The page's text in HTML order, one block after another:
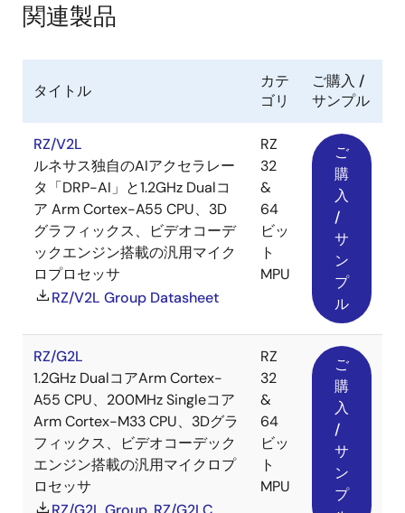
関連製品
タイトル
カテ
ゴリ
ご購入 /
サンプル
RZ/V2L
ルネサス独自のAIアクセラレー
タ「DRP-AI」と1.2GHz Dualコ
ア Arm Cortex-A55 CPU、3D
グラフィックス、ビデオコーデ
ックエンジン搭載の汎用マイク
ロプロセッサ
RZ/V2L Group Datasheet
RZ
32
&
64
ビッ
ト
MPU
ご
購
入
/
サ
ン
プ
ル
RZ/G2L
1.2GHz DualコアArm Cortex-
A55 CPU、200MHz Singleコア
Arm Cortex-M33 CPU、3Dグラ
フィックス、ビデオコーデック
エンジン搭載の汎用マイクロプ
ロセッサ
RZ
32
&
64
ビッ
ト
MPU
ご
購
入
/
サ
ン
プ